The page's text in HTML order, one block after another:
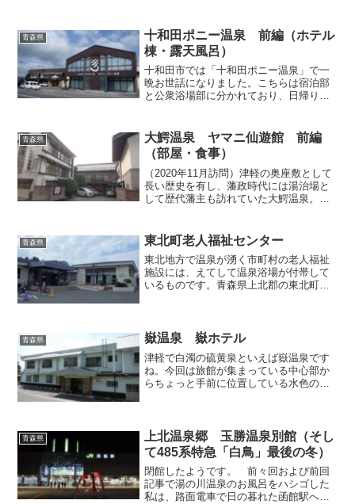
青森県
十和田ポニー温泉 前編（ホテル
棟・露天風呂）
十和田市では「十和田ポニー温泉」で一
晩お世話になりました。こちらは宿泊部
と公衆浴場部に分かれており、日帰り入
明します）。数年前にその公衆浴場を利
用したことがあるのですが...
青森県
大鰐温泉 ヤマニ仙遊館 前編
（部屋・食事）
（2020年11月訪問）津軽の奥座敷として
長い歴史を有し、藩政時代には湯治場と
して歴代藩主も訪れていた大鰐温泉。そ
に一旦休業してしまいましがが、その後
復活を遂げ、歴史...
青森県 東北町老人福祉センター
東北地方で温泉が湧く市町村の老人福祉
施設には、えてして温泉浴場が付帯して
いるものです。青森県上北郡の東北町に
用できるのですから、実に...
青森県 嶽温泉 嶽ホテル
津軽で白濁の硫黄泉といえば嶽温泉です
ね。今回は旅館が集まっている中心部か
らちょっと手前に位置している水色の建
を上がって正面へ伸びる廊...
青森県
上北温泉郷 玉勝温泉別館（そし
て485系特急「白鳥」最後の冬）
閉館したようです。 前々回および前回
記事で湯の川温泉のお風呂をハシゴした
私は、路面電車で日の暮れた函館駅へと